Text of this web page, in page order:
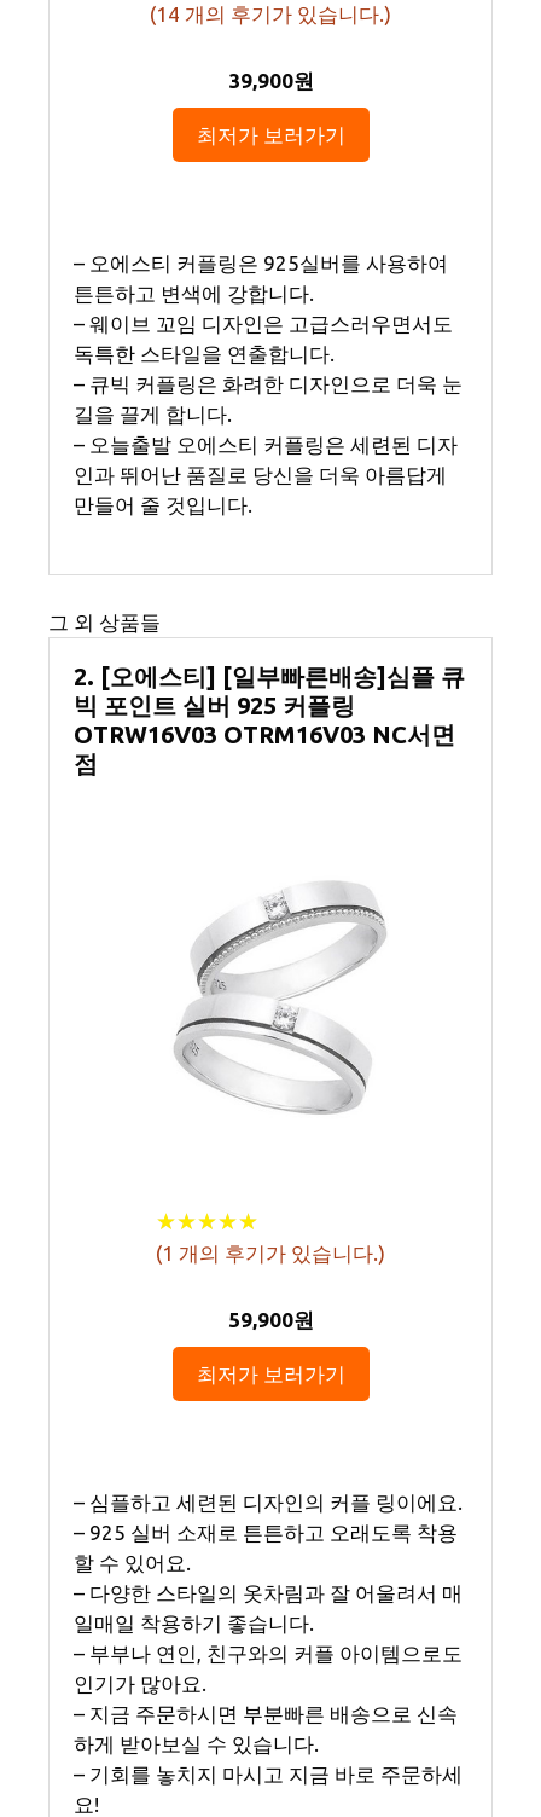
(14 개의 후기가 있습니다.)
39,900원
최저가 보러가기
– 오에스티 커플링은 925실버를 사용하여
튼튼하고 변색에 강합니다.
– 웨이브 꼬임 디자인은 고급스러우면서도
독특한 스타일을 연출합니다.
– 큐빅 커플링은 화려한 디자인으로 더욱 눈
길을 끌게 합니다.
– 오늘출발 오에스티 커플링은 세련된 디자
인과 뛰어난 품질로 당신을 더욱 아름답게
만들어 줄 것입니다.
그 외 상품들
2. [오에스티] [일부빠른배송]심플 큐
빅 포인트 실버 925 커플링
OTRW16V03 OTRM16V03 NC서면
점
★★★★★
★★★★★
(1 개의 후기가 있습니다.)
59,900원
최저가 보러가기
– 심플하고 세련된 디자인의 커플 링이에요.
– 925 실버 소재로 튼튼하고 오래도록 착용
할 수 있어요.
– 다양한 스타일의 옷차림과 잘 어울려서 매
일매일 착용하기 좋습니다.
– 부부나 연인, 친구와의 커플 아이템으로도
인기가 많아요.
– 지금 주문하시면 부분빠른 배송으로 신속
하게 받아보실 수 있습니다.
– 기회를 놓치지 마시고 지금 바로 주문하세
요!